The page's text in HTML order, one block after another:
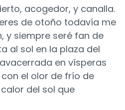
acogedor, y canalla.
de otoño todavía me
y siempre seré fan de
al sol en la plaza del
en vísperas
el olor de frío de
del sol que